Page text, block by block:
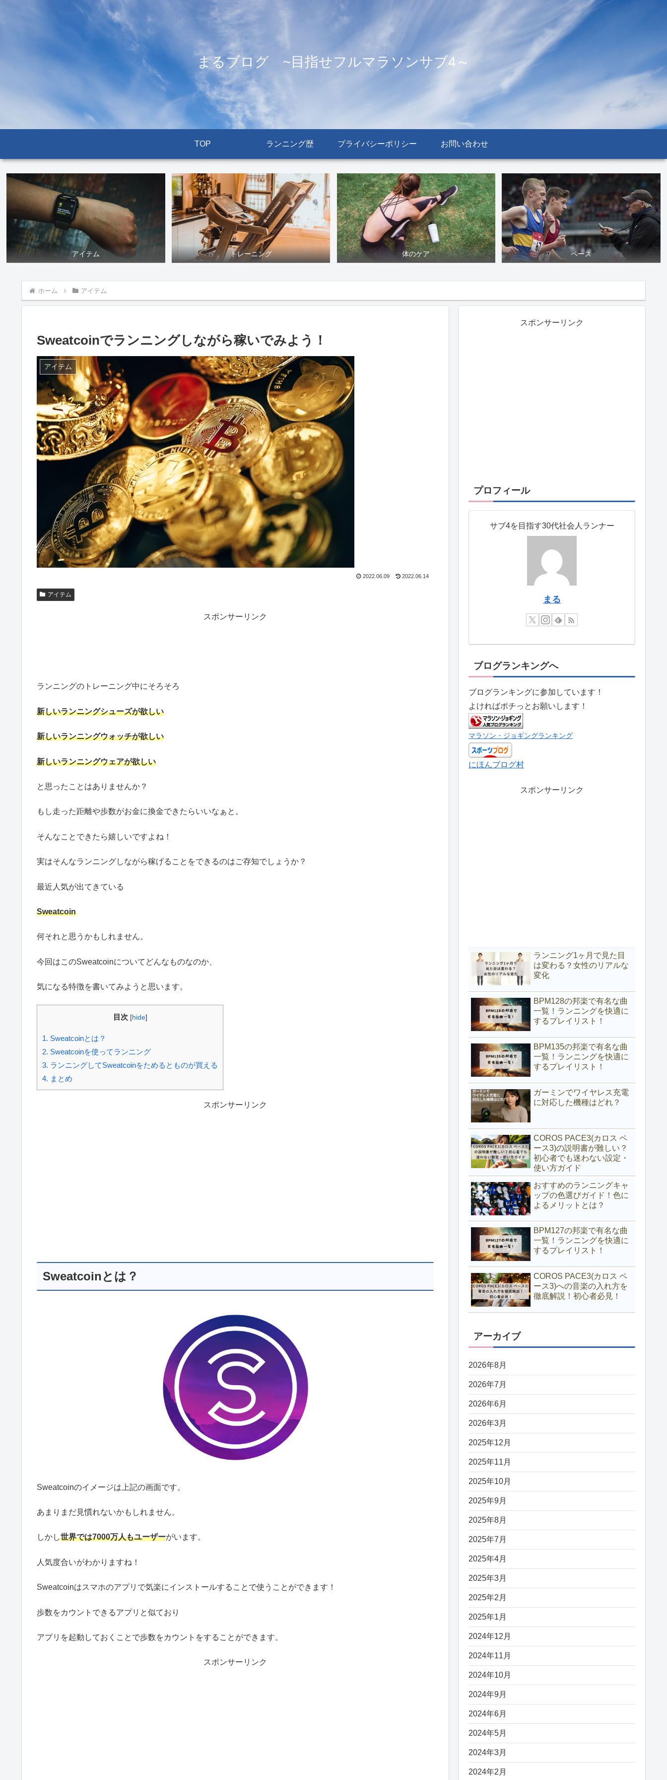
まるブログ ~目指せフルマラソンサブ4～
TOP ランニング歴 プライバシーポリシー お問い合わせ
アイテム トレーニング 体のケア ペース
ホーム アイテム
Sweatcoinでランニングしながら稼いでみよう！
アイテム
2022.06.09 2022.06.14
アイテム
スポンサーリンク
ランニングのトレーニング中にそろそろ
新しいランニングシューズが欲しい
新しいランニングウォッチが欲しい
新しいランニングウェアが欲しい
と思ったことはありませんか？
もし走った距離や歩数がお金に換金できたらいいなぁと。
そんなことできたら嬉しいですよね！
実はそんなランニングしながら稼げることをできるのはご存知でしょうか？
最近人気が出てきている
Sweatcoin
何それと思うかもしれません。
今回はこのSweatcoinについてどんなものなのか、
気になる特徴を書いてみようと思います。
目次 [hide]
1. Sweatcoinとは？
2. Sweatcoinを使ってランニング
3. ランニングしてSweatcoinをためるとものが買える
4. まとめ
スポンサーリンク
Sweatcoinとは？
Sweatcoinのイメージは上記の画面です。
あまりまだ見慣れないかもしれません。
しかし世界では7000万人もユーザーがいます。
人気度合いがわかりますね！
Sweatcoinはスマホのアプリで気楽にインストールすることで使うことができます！
歩数をカウントできるアプリと似ており
アプリを起動しておくことで歩数をカウントをすることができます。
スポンサーリンク
スポンサーリンク
プロフィール
サブ4を目指す30代社会人ランナー
まる
ブログランキングへ
ブログランキングに参加しています！
よければポチっとお願いします！
マラソン・ジョギングランキング
にほんブログ村
スポンサーリンク
ランニング1ヶ月で見た目
は変わる？女性のリアルな
変化
BPM128の邦楽で有名な曲
一覧！ランニングを快適に
するプレイリスト！
BPM135の邦楽で有名な曲
一覧！ランニングを快適に
するプレイリスト！
ガーミンでワイヤレス充電
に対応した機種はどれ？
COROS PACE3(カロス ペ
ース3)の説明書が難しい？
初心者でも迷わない設定・
使い方ガイド
おすすめのランニングキャ
ップの色選びガイド！色に
よるメリットとは？
BPM127の邦楽で有名な曲
一覧！ランニングを快適に
するプレイリスト！
COROS PACE3(カロス ペ
ース3)への音楽の入れ方を
徹底解説！初心者必見！
アーカイブ
2026年8月
2026年7月
2026年6月
2026年3月
2025年12月
2025年11月
2025年10月
2025年9月
2025年8月
2025年7月
2025年4月
2025年3月
2025年2月
2025年1月
2024年12月
2024年11月
2024年10月
2024年9月
2024年6月
2024年5月
2024年3月
2024年2月